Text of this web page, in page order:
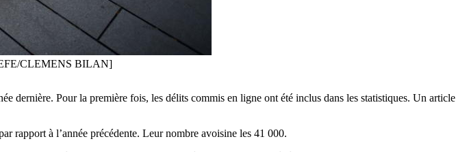
EFE/CLEMENS BILAN]
dernière. Pour la première fois, les délits commis en ligne ont été inclus dans les statistiques. Un article
rapport à l’année précédente. Leur nombre avoisine les 41 000.